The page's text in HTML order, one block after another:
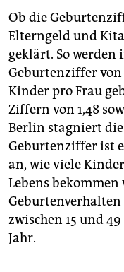
Ob die
Elterngeld und
geklärt. So werden
Geburtenziffer von
Kinder pro Frau
Ziffern von 1,48
Berlin stagniert
Geburtenziffer ist
an, wie viele
Lebens
Geburtenverhalten
zwischen 15 und
Jahr.